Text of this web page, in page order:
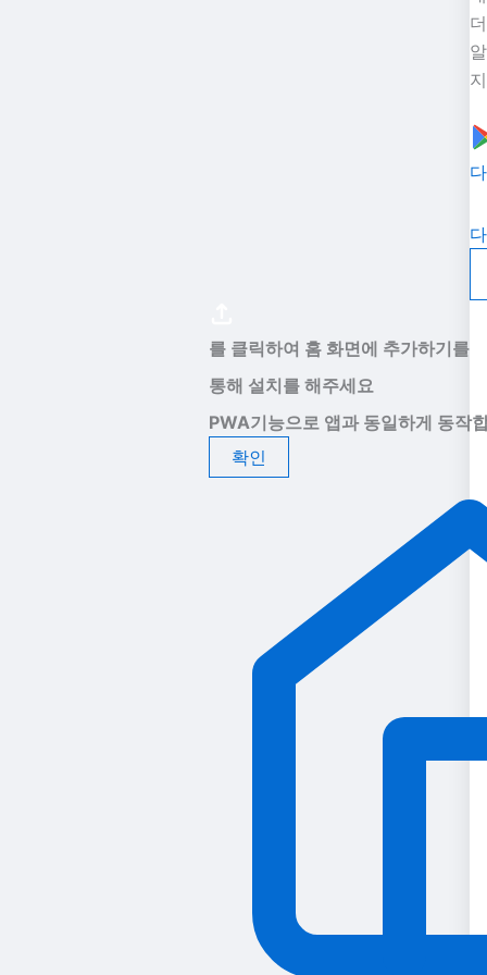
를 클릭하여 홈 화면에 추가하기를
통해 설치를 해주세요
PWA기능으로 앱과 동일하게 동작
확인